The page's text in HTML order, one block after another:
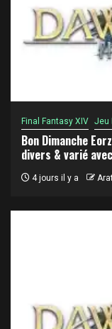
Final Fantasy XIV Jeu
Bon Dimanche
divers & varié
4 jours il y a